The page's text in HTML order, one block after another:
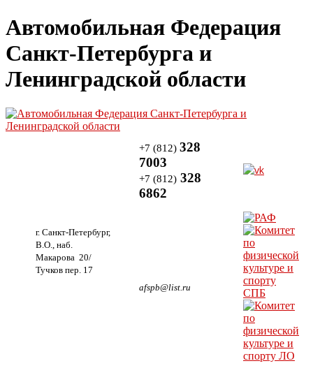
Автомобильная Федерация
Санкт-Петербурга и
Ленинградской области
г. Санкт-Петербург,
В.О., наб.
Макарова 20/
Тучков пер. 17
+7 (812) 328
7003
+7 (812) 328
6862
afspb@list.ru